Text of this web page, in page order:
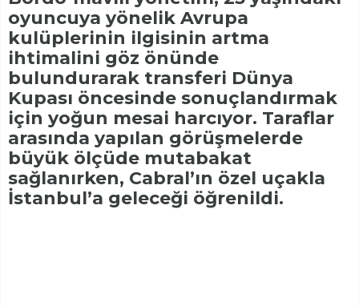
oyuncuya yönelik Avrupa
kulüplerinin ilgisinin artma
ihtimalini göz önünde
bulundurarak transferi Dünya
Kupası öncesinde sonuçlandırmak
için yoğun mesai harcıyor. Taraflar
arasında yapılan görüşmelerde
büyük ölçüde mutabakat
sağlanırken, Cabral’ın özel uçakla
İstanbul’a geleceği öğrenildi.